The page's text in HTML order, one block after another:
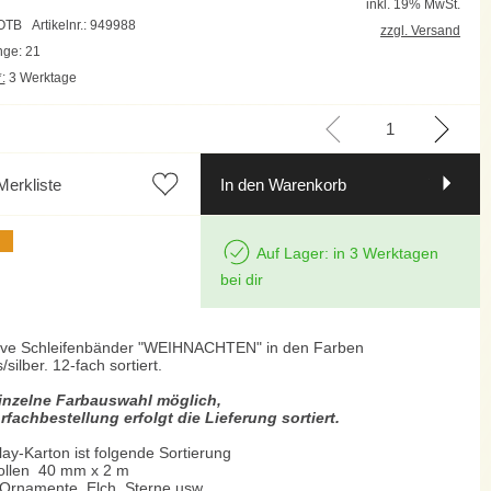
Artikelnr.: 949988
21
3 Werktage
inkl. 19% MwSt.
zzgl. Versand
In den Warenkorb
Auf Lager: in 3 Werktagen
bei dir
Schleifenbänder "WEIHNACHTEN" in den Farben
silber. 12-fach sortiert.
Farbauswahl möglich,
erfolgt die Lieferung sortiert.
Karton ist folgende Sortierung
40 mm x 2 m